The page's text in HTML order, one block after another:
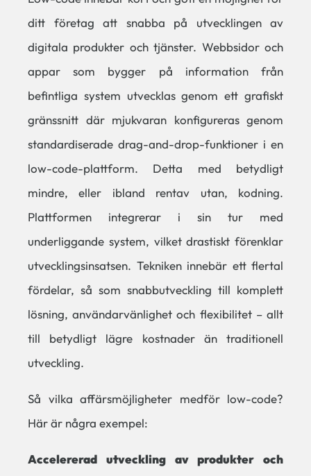
ditt företag att snabba på utvecklingen av
digitala produkter och tjänster. Webbsidor och
appar som bygger på information från
befintliga system utvecklas genom ett grafiskt
gränssnitt där mjukvaran konfigureras genom
standardiserade drag-and-drop-funktioner i en
low-code-plattform. Detta med betydligt
mindre, eller ibland rentav utan, kodning.
Plattformen integrerar i sin tur med
underliggande system, vilket drastiskt förenklar
utvecklingsinsatsen. Tekniken innebär ett flertal
fördelar, så som snabbutveckling till komplett
lösning, användarvänlighet och flexibilitet – allt
till betydligt lägre kostnader än traditionell
utveckling.
Så vilka affärsmöjligheter medför low-code?
Här är några exempel:
Accelererad utveckling av produkter och